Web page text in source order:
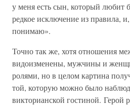
у меня есть сын, который любит
редкое исключение из правила,
понимаю».
Точно так же, хотя отношения
видоизменены, мужчины и
ролями, но в целом картина
той, которую можно было
викторианской гостиной. Герой